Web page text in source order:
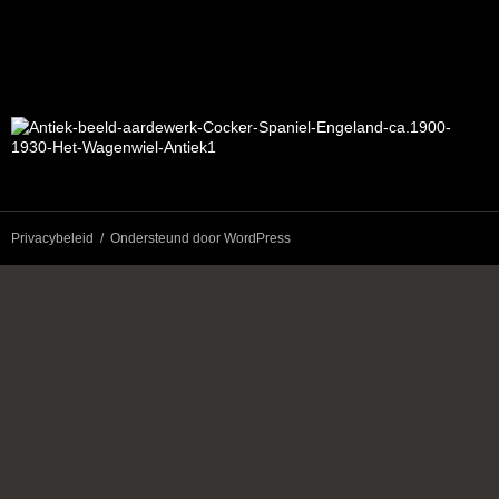
Privacybeleid Ondersteund door WordPress